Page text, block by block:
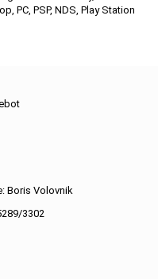
PC, PSP, NDS, Play Station
Boris Volovnik
3302